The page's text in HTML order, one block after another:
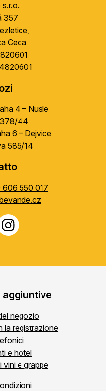
s.r.o.
357
Ceca
4 – Nusle
378/44
6 – Dejvice
585/14
606 550 017
aggiuntive
negozio
la registrazione
e hotel
vini e grappe